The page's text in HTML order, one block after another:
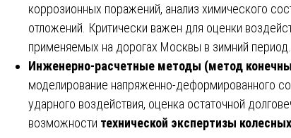
коррозионных поражений, анализ химического
отложений. Критически важен для оценки
применяемых на дорогах Москвы в зимний период.
Инженерно-расчетные методы (метод
моделирование напряженно-деформированного
ударного воздействия, оценка остаточной
возможности технической экспертизы